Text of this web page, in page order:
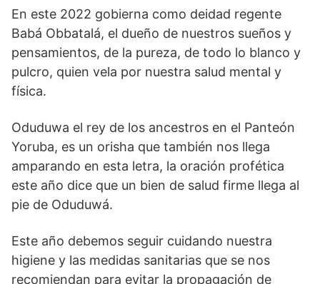
En este 2022 gobierna como deidad regente
Babá Obbatalá, el dueño de nuestros sueños y
pensamientos, de la pureza, de todo lo blanco y
pulcro, quien vela por nuestra salud mental y
física.
Oduduwa el rey de los ancestros en el Panteón
Yoruba, es un orisha que también nos llega
amparando en esta letra, la oración profética
este año dice que un bien de salud firme llega al
pie de Oduduwá.
Este año debemos seguir cuidando nuestra
higiene y las medidas sanitarias que se nos
recomiendan para evitar la propagación de